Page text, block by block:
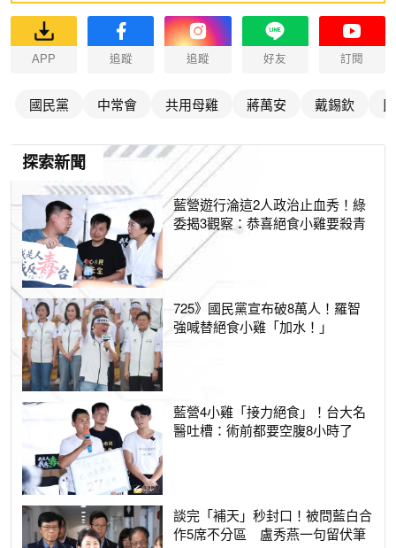
APP 追蹤 追蹤 好友 訂閱
國民黨 中常會 共用母雞 蔣萬安 戴錫欽
探索新聞
藍營遊行淪這2人政治止血秀！綠
委揭3觀察：恭喜絕食小雞要殺青
725》國民黨宣布破8萬人！羅智
強喊替絕食小雞「加水！」
藍營4小雞「接力絕食」！台大名
醫吐槽：術前都要空腹8小時了
談完「補天」秒封口！被問藍白合
作5席不分區 盧秀燕一句留伏筆